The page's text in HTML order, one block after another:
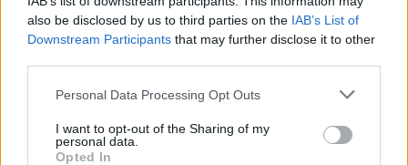
also be disclosed by us to third parties on the IAB’s List of
Downstream Participants that may further disclose it to other
Personal Data Processing Opt Outs
I want to opt-out of the Sharing of my
personal data.
Opted In
vaikus: jiems kilusi grėsmė
Žinios | Lietuvos diena
00:00:30
Vaizdai iš tragiškos avarijos Vilniaus r.: dviejų moterų ir
vaiko gyvybių išgelbėti nepavyko
Žinios | Lietuvos diena